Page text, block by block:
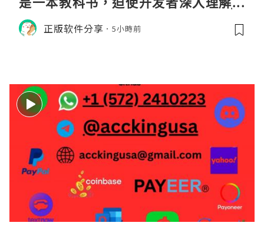
M的内存模型、垃圾回收机制和并发原
理。通过直观的可视化数据，它将抽象
正版软件分享 5小時前